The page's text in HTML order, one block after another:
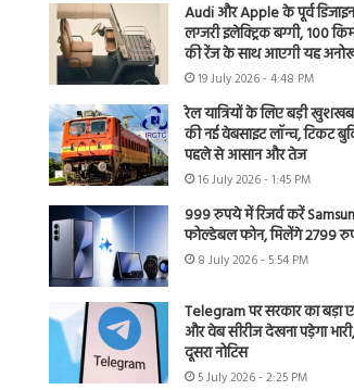
Audi और Apple के पूर्व
लग्जरी इलेक्ट्रिक बग्गी, 100
की रेंज के साथ आएगी यह
19 July 2026 - 4:48 PM
रेल यात्रियों के लिए बड़ी
की नई वेबसाइट लॉन्च, टिकट
पहले से आसान और तेज
16 July 2026 - 1:45 PM
999 रुपये में रिजर्व करें
फोल्डेबल फोन, मिलेंगे 2799
8 July 2026 - 5:54 PM
Telegram पर सरकार का बड़ा
और वेब सीरीज देखना पड़ेगा
दूसरा नोटिस
5 July 2026 - 2:25 PM